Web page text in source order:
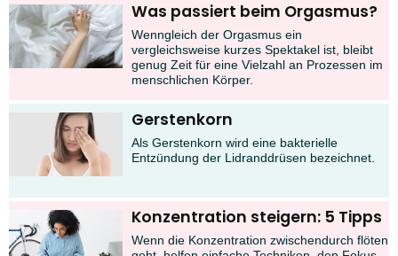
Was passiert beim Orgasmus?
Wenngleich der Orgasmus ein
vergleichsweise kurzes Spektakel ist, bleibt
genug Zeit für eine Vielzahl an Prozessen im
menschlichen Körper.
Gerstenkorn
Als Gerstenkorn wird eine bakterielle
Entzündung der Lidranddrüsen bezeichnet.
Konzentration steigern: 5 Tipps
Wenn die Konzentration zwischendurch flöten